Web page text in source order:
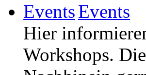
Events
Hier
Workshops.